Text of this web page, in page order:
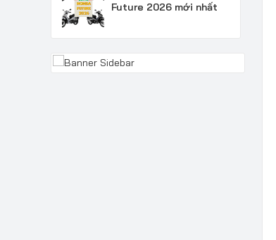
Future 2026 mới nhất